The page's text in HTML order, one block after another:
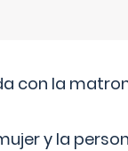
con la
y la